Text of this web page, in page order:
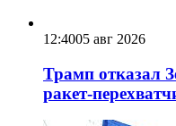
12:4005 авг 2026
Трамп отказал
ракет-